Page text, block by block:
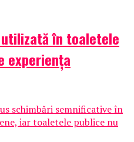
în toaletele
experiența
schimbări semnificative în
iar toaletele publice nu